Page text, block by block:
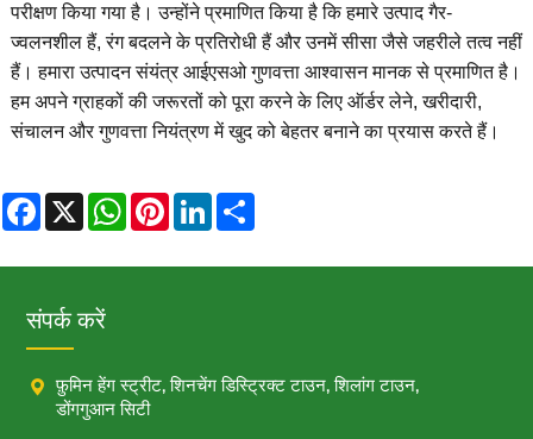
परीक्षण किया गया है। उन्होंने प्रमाणित किया है कि हमारे उत्पाद गैर-
ज्वलनशील हैं, रंग बदलने के प्रतिरोधी हैं और उनमें सीसा जैसे जहरीले तत्व नहीं
हैं। हमारा उत्पादन संयंत्र आईएसओ गुणवत्ता आश्वासन मानक से प्रमाणित है।
हम अपने ग्राहकों की जरूरतों को पूरा करने के लिए ऑर्डर लेने, खरीदारी,
संचालन और गुणवत्ता नियंत्रण में खुद को बेहतर बनाने का प्रयास करते हैं।
Facebook
X WhatsApp
Pinterest
LinkedIn
संपर्क करें
 फ़ुमिन हेंग स्ट्रीट, शिनचेंग डिस्ट्रिक्ट टाउन, शिलांग टाउन,
डोंगगुआन सिटी